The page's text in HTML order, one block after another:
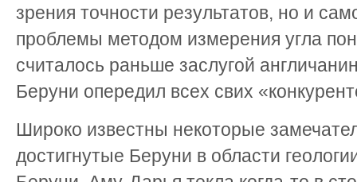
зрения точности результатов, но и
проблемы методом измерения угла
считалось раньше заслугой
Беруни опередил всех свих
Широко известны некоторые
достигнутые Беруни в области